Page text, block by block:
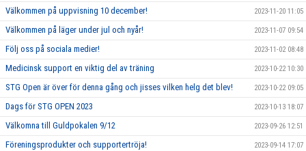
Välkommen på uppvisning 10 december! 2023-11-20 11:05
Välkommen på läger under jul och nyår! 2023-11-07 09:54
Följ oss på sociala medier! 2023-11-02 08:48
Medicinsk support en viktig del av träning 2023-10-22 10:30
STG Open är över för denna gång och jisses vilken helg det blev! 2023-10-22 09:05
Dags för STG OPEN 2023 2023-10-13 18:07
Välkomna till Guldpokalen 9/12 2023-09-26 12:51
Föreningsprodukter och supportertröja! 2023-09-14 17:07